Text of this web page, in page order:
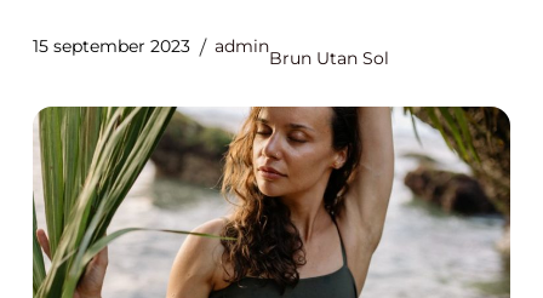
15 september 2023 admin
Brun Utan Sol